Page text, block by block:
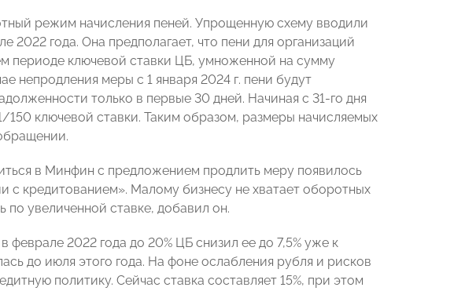
режим начисления пеней. Упрощенную схему вводили
года. Она предполагает, что пени для организаций
периоде ключевой ставки ЦБ, умноженной на сумму
непродления меры с 1 января 2024 г. пени будут
только в первые 30 дней. Начиная с 31-го дня
ключевой ставки. Таким образом, размеры начисляемых
в Минфин с предложением продлить меру появилось
с кредитованием». Малому бизнесу не хватает оборотных
по увеличенной ставке, добавил он.
2022 года до 20% ЦБ снизил ее до 7,5% уже к
до июля этого года. На фоне ослабления рубля и рисков
политику. Сейчас ставка составляет 15%, при этом